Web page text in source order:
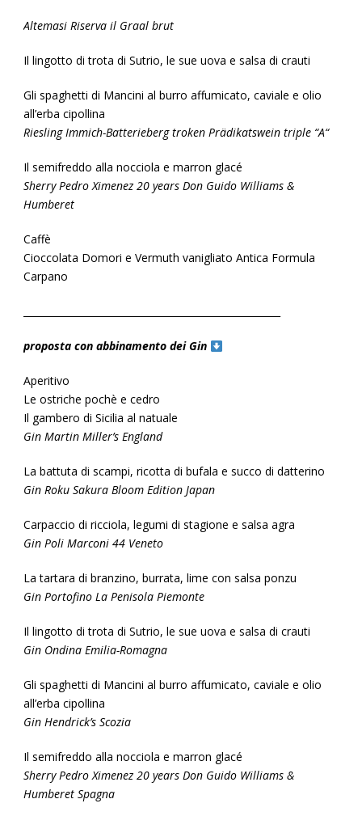
Altemasi Riserva il Graal brut
Il lingotto di trota di Sutrio, le sue uova e salsa di crauti
Gli spaghetti di Mancini al burro affumicato, caviale e olio
all’erba cipollina
Riesling Immich-Batterieberg troken Prädikatswein triple “A“
Il semifreddo alla nocciola e marron glacé
Sherry Pedro Ximenez 20 years Don Guido Williams &
Humberet
Caffè
Cioccolata Domori e Vermuth vanigliato Antica Formula
Carpano
proposta con abbinamento dei Gin
Aperitivo
Le ostriche pochè e cedro
Il gambero di Sicilia al natuale
Gin Martin Miller’s England
La battuta di scampi, ricotta di bufala e succo di datterino
Gin Roku Sakura Bloom Edition Japan
Carpaccio di ricciola, legumi di stagione e salsa agra
Gin Poli Marconi 44 Veneto
La tartara di branzino, burrata, lime con salsa ponzu
Gin Portofino La Penisola Piemonte
Il lingotto di trota di Sutrio, le sue uova e salsa di crauti
Gin Ondina Emilia-Romagna
Gli spaghetti di Mancini al burro affumicato, caviale e olio
all’erba cipollina
Gin Hendrick’s Scozia
Il semifreddo alla nocciola e marron glacé
Sherry Pedro Ximenez 20 years Don Guido Williams &
Humberet Spagna